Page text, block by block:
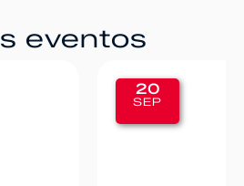
eventos